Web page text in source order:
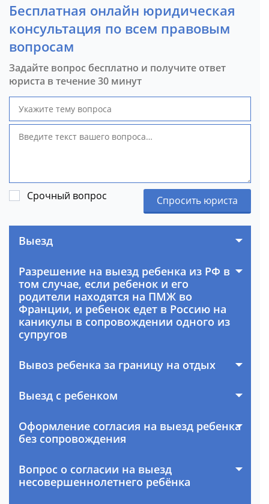
Бесплатная онлайн юридическая
консультация по всем правовым
вопросам
Задайте вопрос бесплатно и получите ответ
юриста в течение 30 минут
Срочный вопрос Спросить юриста
Выезд
Разрешение на выезд ребенка из РФ в
том случае, если ребенок и его
родители находятся на ПМЖ во
Франции, и ребенок едет в Россию на
каникулы в сопровождении одного из
супругов
Вывоз ребенка за границу на отдых
Выезд с ребенком
Оформление согласия на выезд ребенка
без сопровождения
Вопрос о согласии на выезд
несовершеннолетнего ребёнка